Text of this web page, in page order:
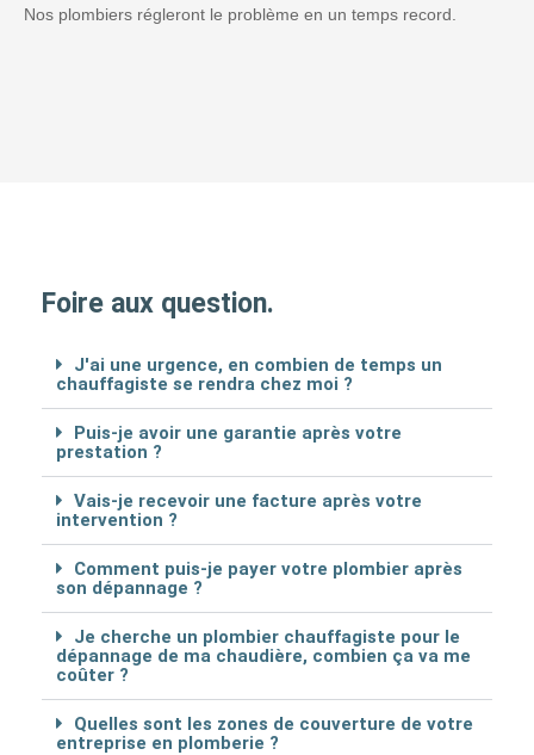
Nos plombiers régleront le problème en un temps record.
Foire aux question.
J'ai une urgence, en combien de temps un
chauffagiste se rendra chez moi ?
Puis-je avoir une garantie après votre
prestation ?
Vais-je recevoir une facture après votre
intervention ?
Comment puis-je payer votre plombier après
son dépannage ?
Je cherche un plombier chauffagiste pour le
dépannage de ma chaudière, combien ça va me
coûter ?
Quelles sont les zones de couverture de votre
entreprise en plomberie ?